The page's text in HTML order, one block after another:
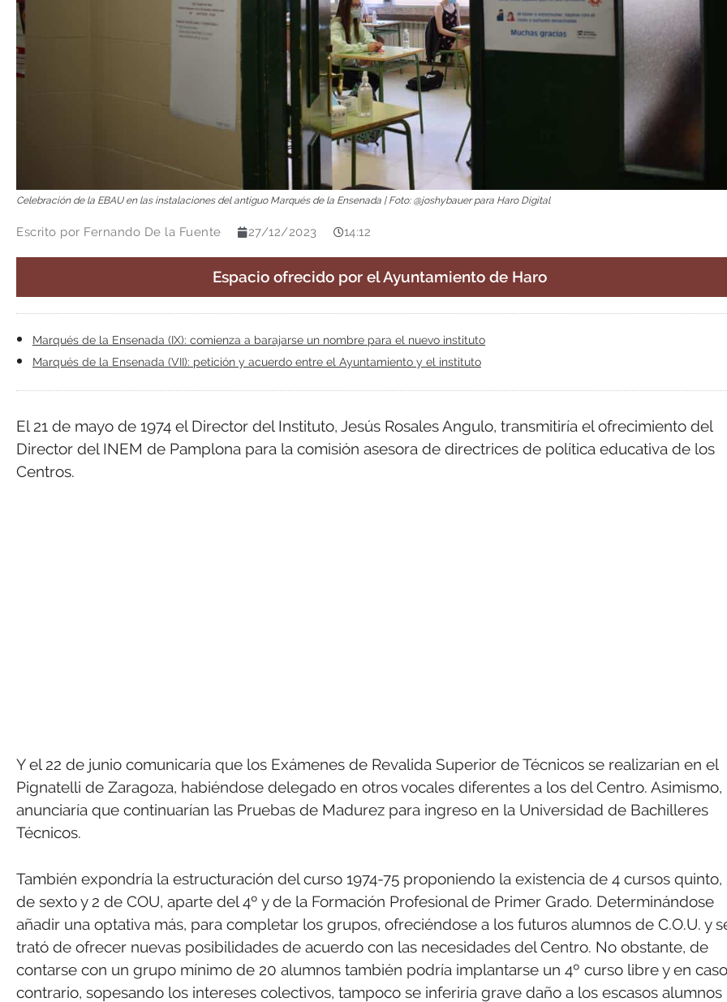
Celebración de la EBAU en las instalaciones del antiguo Marqués de la Ensenada | Foto: @joshybauer para Haro Digital
Escrito por Fernando De la Fuente 27/12/2023 14:12
Espacio ofrecido por el Ayuntamiento de Haro
Marqués de la Ensenada (IX): comienza a barajarse un nombre para el nuevo instituto
Marqués de la Ensenada (VII): petición y acuerdo entre el Ayuntamiento y el instituto
El 21 de mayo de 1974 el Director del Instituto, Jesús Rosales Angulo, transmitiría el ofrecimiento del
Director del INEM de Pamplona para la comisión asesora de directrices de política educativa de los
Centros.
Y el 22 de junio comunicaría que los Exámenes de Revalida Superior de Técnicos se realizarían en el
Pignatelli de Zaragoza, habiéndose delegado en otros vocales diferentes a los del Centro. Asimismo,
anunciaría que continuarían las Pruebas de Madurez para ingreso en la Universidad de Bachilleres
Técnicos.
También expondría la estructuración del curso 1974-75 proponiendo la existencia de 4 cursos quinto,
de sexto y 2 de COU, aparte del 4º y de la Formación Profesional de Primer Grado. Determinándose
añadir una optativa más, para completar los grupos, ofreciéndose a los futuros alumnos de C.O.U. y
trató de ofrecer nuevas posibilidades de acuerdo con las necesidades del Centro. No obstante, de
contarse con un grupo mínimo de 20 alumnos también podría implantarse un 4º curso libre y en caso
contrario, sopesando los intereses colectivos, tampoco se inferiría grave daño a los escasos alumnos